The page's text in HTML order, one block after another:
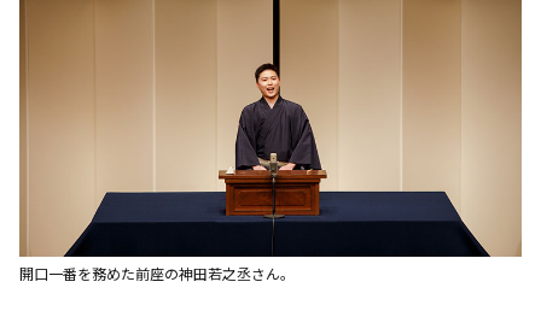
開口一番を務めた前座の神田若之丞さん。